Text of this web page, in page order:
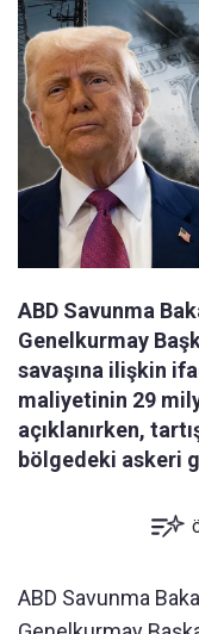
ABD Savunma
Genelkurmay
savaşına ilişkin
maliyetinin 29
açıklanırken,
bölgedeki askeri
ABD Savunma